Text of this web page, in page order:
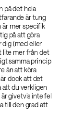
på det hela
är tung
är mer specifik
på att göra
dig (med eller
lite mer från det
samma princip
än att köra
dock att det
att du verkligen
givetvis inte fel
till den grad att